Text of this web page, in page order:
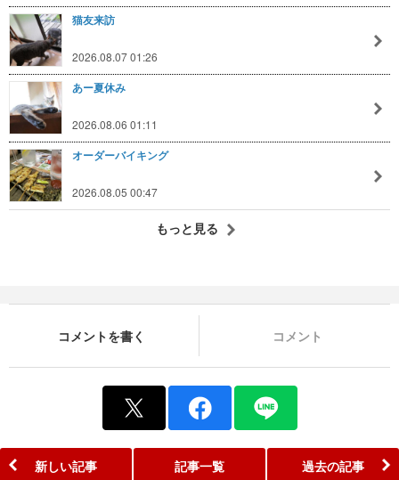
猫友来訪
2026.08.07 01:26
あー夏休み
2026.08.06 01:11
オーダーバイキング
2026.08.05 00:47
もっと見る
コメントを書く コメント
新しい記事 記事一覧 過去の記事